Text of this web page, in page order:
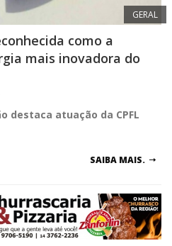
GERAL
como a
mais inovadora do
destaca atuação da CPFL
SAIBA MAIS.